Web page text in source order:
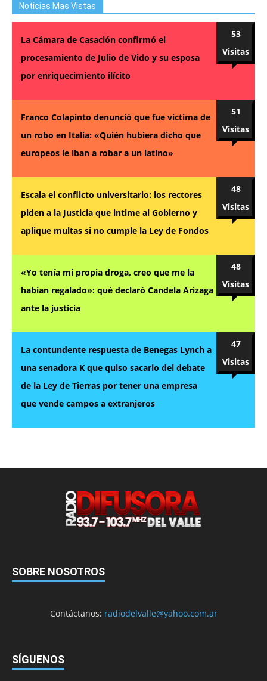
Noticias Mas Vistas
La Cámara de Casación confirmó el
procesamiento de Julio de Vido y su esposa
por enriquecimiento ilícito
53
Visitas
Franco Colapinto denunció que fue víctima de
un robo en Italia: «Quién hubiera dicho que
europeos le iban a robar a un latino»
51
Visitas
Escala el conflicto universitario: los rectores
piden a la Justicia que intime al Gobierno y
aplique multas si no cumple la Ley de Fondos
48
Visitas
«Yo tenía mi propia droga, creo que me la
habían regalado»: qué declaró Candela Arizaga
ante la justicia
48
Visitas
La contundente respuesta de Benegas Lynch a
una senadora K que quiso sacarlo del debate
de la Ley de Tierras por tener una empresa
que vende campos a extranjeros
47
Visitas
SOBRE NOSOTROS
Contáctanos: radiodelvalle@yahoo.com.ar
SÍGUENOS